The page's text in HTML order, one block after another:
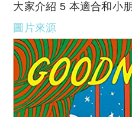
大家介紹 5 本適合和小
圖片來源